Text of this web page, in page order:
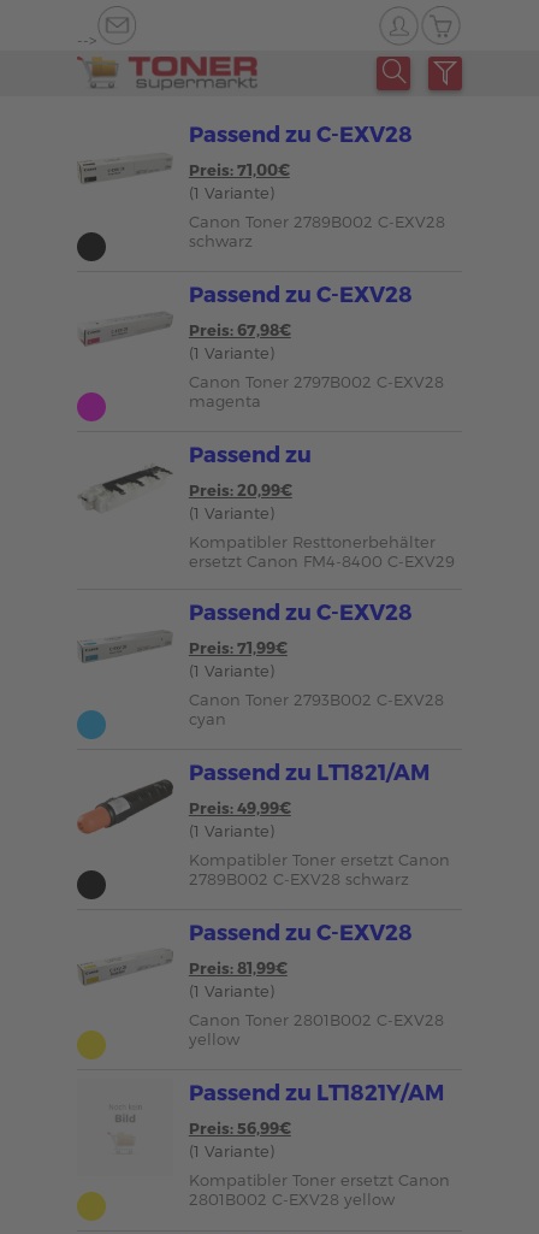
-->
Passend zu C-EXV28
Preis: 71,00€
(1 Variante)
Canon Toner 2789B002 C-EXV28
schwarz
Passend zu C-EXV28
Preis: 67,98€
(1 Variante)
Canon Toner 2797B002 C-EXV28
magenta
Passend zu
Preis: 20,99€
(1 Variante)
Kompatibler Resttonerbehälter
ersetzt Canon FM4-8400 C-EXV29
Passend zu C-EXV28
Preis: 71,99€
(1 Variante)
Canon Toner 2793B002 C-EXV28
cyan
Passend zu LT1821/AM
Preis: 49,99€
(1 Variante)
Kompatibler Toner ersetzt Canon
2789B002 C-EXV28 schwarz
Passend zu C-EXV28
Preis: 81,99€
(1 Variante)
Canon Toner 2801B002 C-EXV28
yellow
Passend zu LT1821Y/AM
Preis: 56,99€
(1 Variante)
Kompatibler Toner ersetzt Canon
2801B002 C-EXV28 yellow